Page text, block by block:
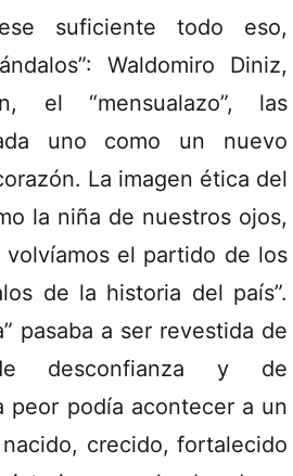
suficiente todo eso,
Waldomiro Diniz,
el “mensualazo”, las
uno como un nuevo
La imagen ética del
la niña de nuestros ojos,
el partido de los
de la historia del país”.
pasaba a ser revestida de
desconfianza y de
peor podía acontecer a un
crecido, fortalecido